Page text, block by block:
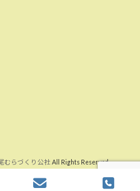
むらづくり公社 All Rights Reserved.